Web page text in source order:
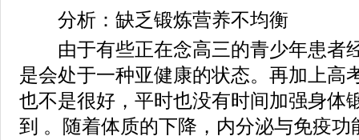
分析：缺乏锻炼营养不均衡
由于有些正在念高三的青少年患者
是会处于一种亚健康的状态。再加上高
也不是很好，平时也没有时间加强身体
到 。随着体质的下降，内分泌与免疫